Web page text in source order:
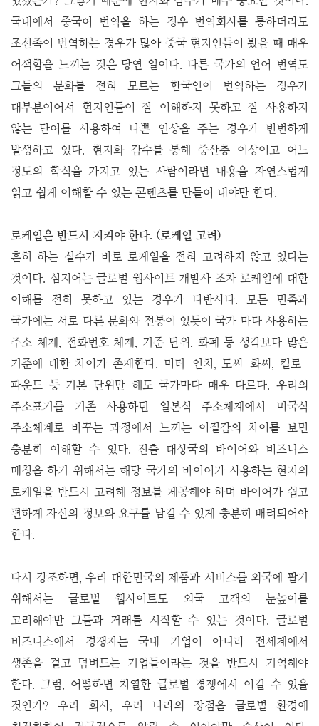
국내에서 중국어 번역을 하는 경우 번역회사를 통하더라도
조선족이 번역하는 경우가 많아 중국 현지인들이 봤을 때 매우
어색함을 느끼는 것은 당연 일이다. 다른 국가의 언어 번역도
그들의 문화를 전혀 모르는 한국인이 번역하는 경우가
대부분이어서 현지인들이 잘 이해하지 못하고 잘 사용하지
않는 단어를 사용하여 나쁜 인상을 주는 경우가 빈번하게
발생하고 있다. 현지화 감수를 통해 중산층 이상이고 어느
정도의 학식을 가지고 있는 사람이라면 내용을 자연스럽게
읽고 쉽게 이해할 수 있는 콘텐츠를 만들어 내야만 한다.
로케일은 반드시 지켜야 한다. (로케일 고려)
흔히 하는 실수가 바로 로케일을 전혀 고려하지 않고 있다는
것이다. 심지어는 글로벌 웹사이트 개발사 조차 로케일에 대한
이해를 전혀 못하고 있는 경우가 다반사다. 모든 민족과
국가에는 서로 다른 문화와 전통이 있듯이 국가 마다 사용하는
주소 체계, 전화번호 체계, 기준 단위, 화폐 등 생각보다 많은
기준에 대한 차이가 존재한다. 미터-인치, 도씨-화씨, 킬로-
파운드 등 기본 단위만 해도 국가마다 매우 다르다. 우리의
주소표기를 기존 사용하던 일본식 주소체계에서 미국식
주소체계로 바꾸는 과정에서 느끼는 이질감의 차이를 보면
충분히 이해할 수 있다. 진출 대상국의 바이어와 비즈니스
매칭을 하기 위해서는 해당 국가의 바이어가 사용하는 현지의
로케일을 반드시 고려해 정보를 제공해야 하며 바이어가 쉽고
편하게 자신의 정보와 요구를 남길 수 있게 충분히 배려되어야
한다.
다시 강조하면, 우리 대한민국의 제품과 서비스를 외국에 팔기
위해서는 글로벌 웹사이트도 외국 고객의 눈높이를
고려해야만 그들과 거래를 시작할 수 있는 것이다. 글로벌
비즈니스에서 경쟁자는 국내 기업이 아니라 전세계에서
생존을 걸고 덤벼드는 기업들이라는 것을 반드시 기억해야
한다. 그럼, 어떻하면 치열한 글로벌 경쟁에서 이길 수 있을
것인가? 우리 회사, 우리 나라의 장점을 글로벌 환경에